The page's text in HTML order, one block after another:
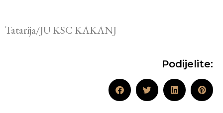
Tatarija/JU KSC KAKANJ
Podijelite: